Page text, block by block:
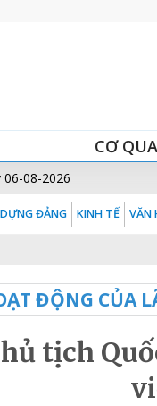
CƠ
08-2026
ĐẢNG KINH TẾ VĂN
ĐỘNG CỦA
tịch